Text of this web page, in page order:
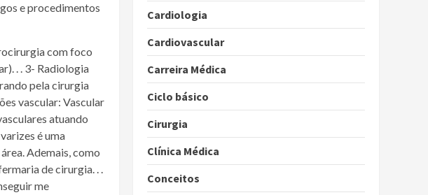
e procedimentos
com foco
. . 3- Radiologia
pela cirurgia
vascular: Vascular
atuando
é uma
Ademais, como
de cirurgia. . .
me
Cardiologia
Cardiovascular
Carreira Médica
Ciclo básico
Cirurgia
Clínica Médica
Conceitos